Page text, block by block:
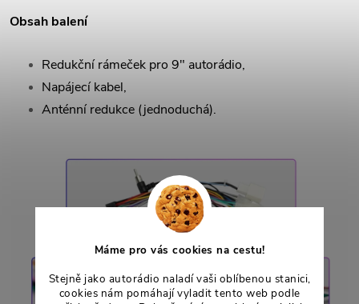
Máme pro vás cookies na cestu!
Stejně jako autorádio naladí vaši oblíbenou stanici,
cookies nám pomáhají vyladit tento web podle
Obsah balení
Redukční rámeček pro 9" autorádio,
Napájecí kabel,
Anténní redukce (jednoduchá).